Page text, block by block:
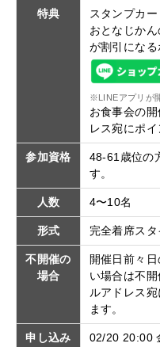
特典 スタンプカー
おとなじか
が割引になる
※LINEアプリが
お食事会の
レス宛にポイ
参加資格
48-61歳位の
す。
人数 4〜10名
形式 完全着席スタ
不開催の
場合
開催日前々
い場合は不
ルアドレス
ます。
申し込み
02/20 20:00